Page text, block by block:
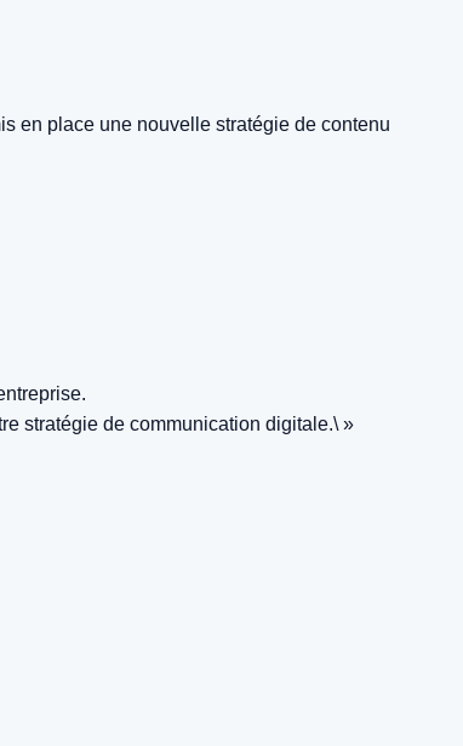
en place une nouvelle stratégie de contenu
stratégie de communication digitale.\ »